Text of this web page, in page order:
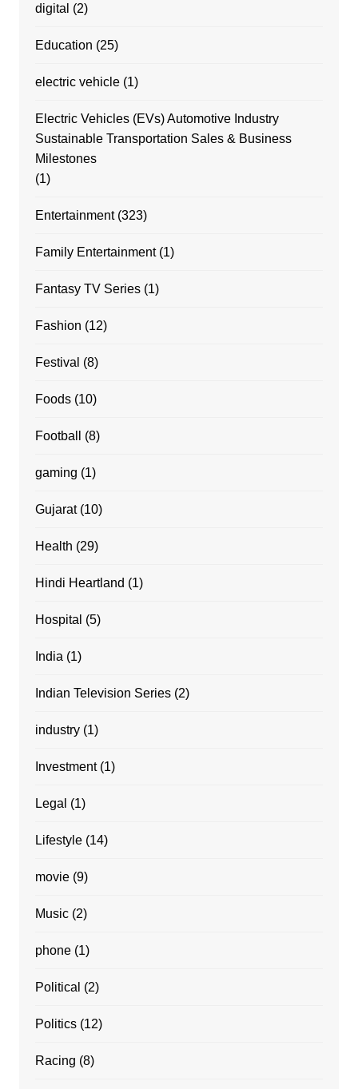
digital (2)
Education (25)
electric vehicle(1)
Electric Vehicles (EVs) Automotive Industry
Sustainable Transportation Sales & Business
Milestones
(1)
Entertainment(323)
Family Entertainment(1)
Fantasy TV Series(1)
Fashion (12)
Festival (8)
Foods(10)
Football (8)
gaming (1)
Gujarat(10)
Health (29)
Hindi Heartland (1)
Hospital (5)
India (1)
Indian Television Series(2)
industry(1)
Investment(1)
Legal (1)
Lifestyle(14)
movie(9)
Music(2)
phone(1)
Political (2)
Politics(12)
Racing (8)